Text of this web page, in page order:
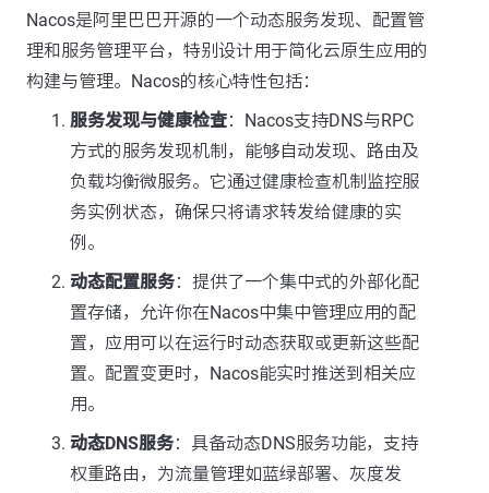
Nacos是阿里巴巴开源的一个动态服务发现、配置管
理和服务管理平台，特别设计用于简化云原生应用的
构建与管理。Nacos的核心特性包括：
服务发现与健康检查：Nacos支持DNS与RPC
方式的服务发现机制，能够自动发现、路由及
负载均衡微服务。它通过健康检查机制监控服
务实例状态，确保只将请求转发给健康的实
例。
动态配置服务：提供了一个集中式的外部化配
置存储，允许你在Nacos中集中管理应用的配
置，应用可以在运行时动态获取或更新这些配
置。配置变更时，Nacos能实时推送到相关应
用。
动态DNS服务：具备动态DNS服务功能，支持
权重路由，为流量管理如蓝绿部署、灰度发